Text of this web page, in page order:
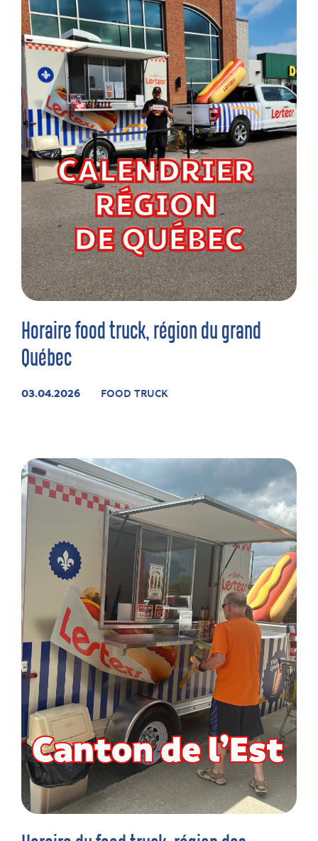
Horaire food truck, région du grand
Québec
03.04.2026 FOOD TRUCK